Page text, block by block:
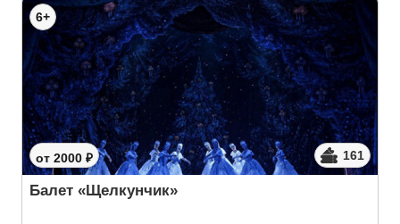
6+
от 2000 ₽ 161
Балет «Щелкунчик»